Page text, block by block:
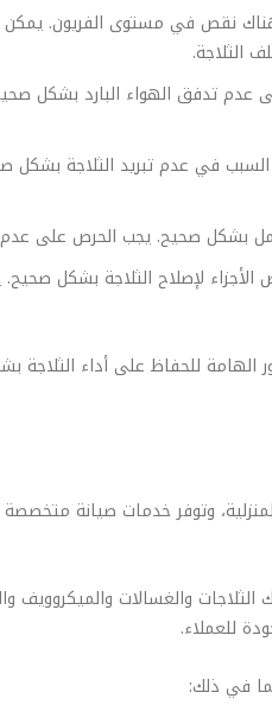
نقص في مستوى الفريون. يمكن
الثلاجة.
تدفق الهواء البارد بشكل
في عدم تبريد الثلاجة بشكل
بشكل صحيح. يجب الحرص على
لإصلاح الثلاجة بشكل
الهامة للحفاظ على أداء
وتوفر خدمات صيانة
والغسالات والميكروويف
للعملاء.
في ذلك: